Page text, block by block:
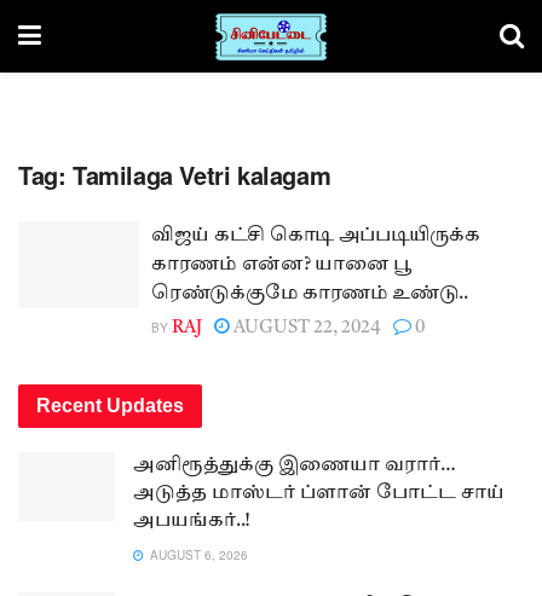
Tag: Tamilaga Vetri kalagam
விஜய் கட்சி கொடி அப்படியிருக்க
காரணம் என்ன? யானை பூ
ரெண்டுக்குமே காரணம் உண்டு..
BY RAJ AUGUST 22, 2024 0
Recent Updates
அனிரூத்துக்கு இணையா வரார்…
அடுத்த மாஸ்டர் ப்ளான் போட்ட சாய்
அபயங்கர்..!
AUGUST 6, 2026